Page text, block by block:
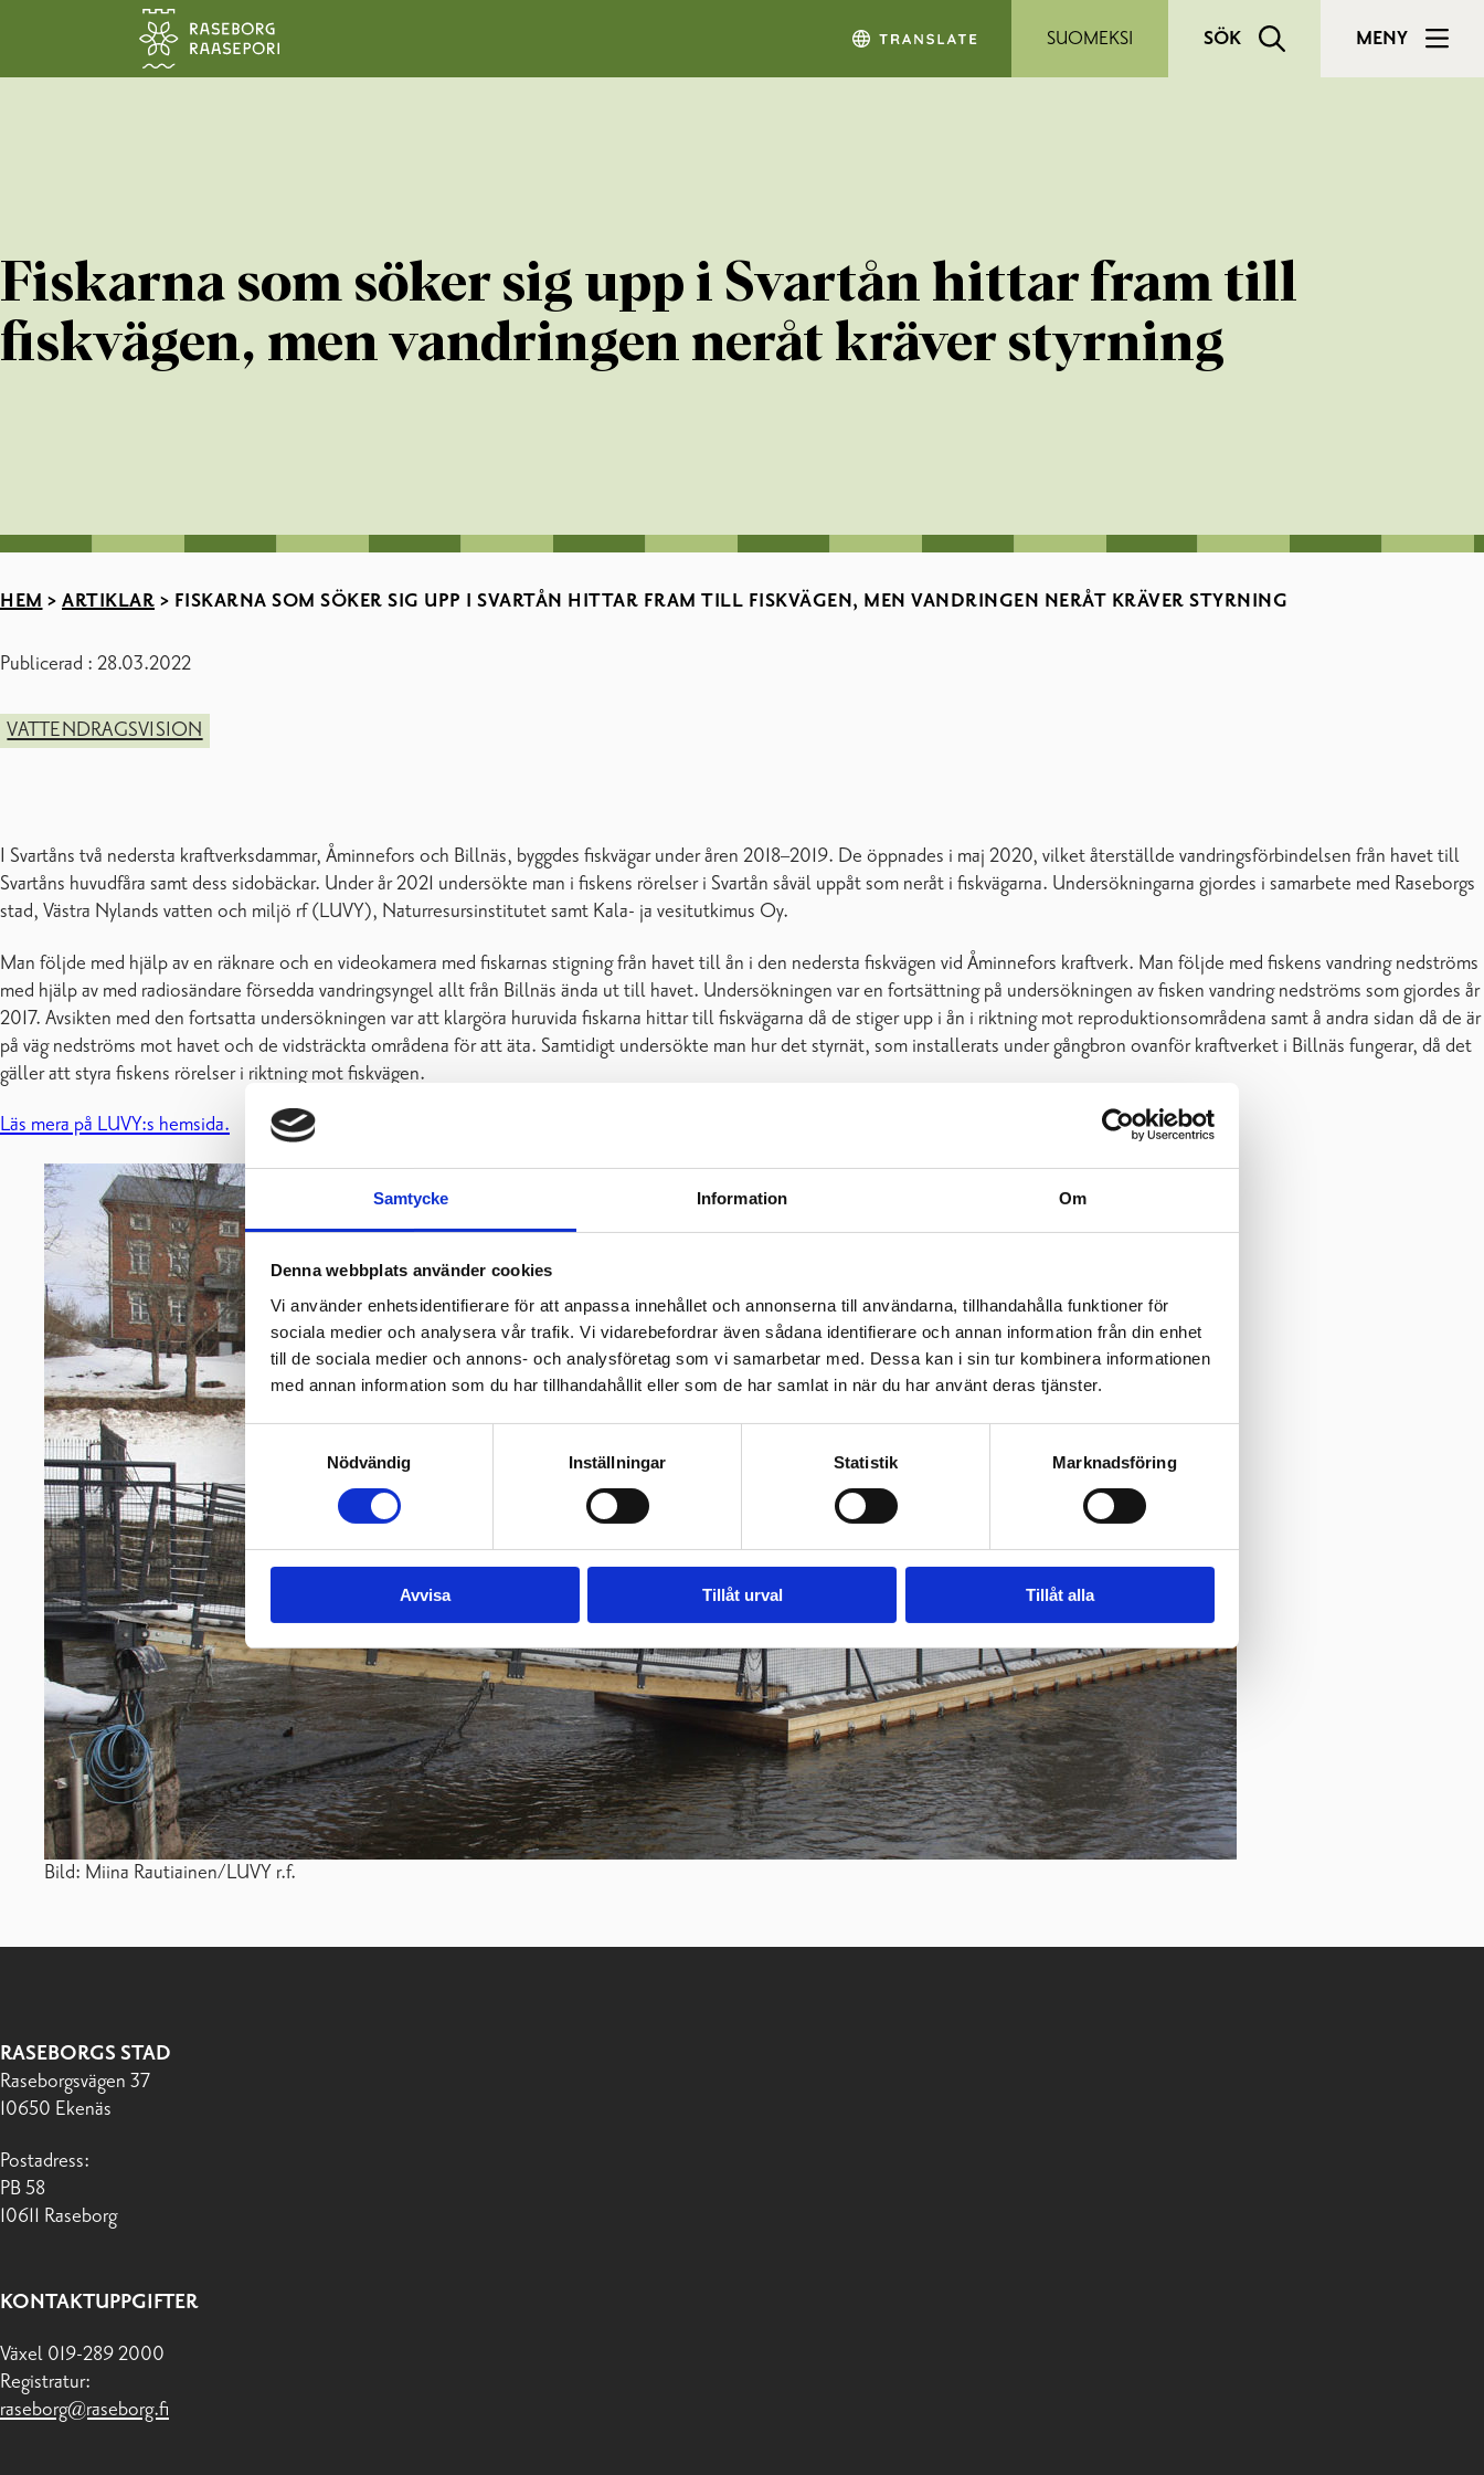
Samtycke Information Om
Denna webbplats använder cookies
Vi använder enhetsidentifierare för att anpassa innehållet och annonserna till användarna, tillhandahålla funktioner för
sociala medier och analysera vår trafik. Vi vidarebefordrar även sådana identifierare och annan information från din enhet
till de sociala medier och annons- och analysföretag som vi samarbetar med. Dessa kan i sin tur kombinera informationen
med annan information som du har tillhandahållit eller som de har samlat in när du har använt deras tjänster.
Samtyckesval
Nödvändig
Inställningar Statistik Marknadsföring
Avvisa Tillåt urval Tillåt alla
Hoppa till sidans innehåll
SUOMEKSI SÖK MENY
Fiskarna som söker sig upp i Svartån hittar fram till
fiskvägen, men vandringen neråt kräver styrning
HEM > ARTIKLAR > FISKARNA SOM SÖKER SIG UPP I SVARTÅN HITTAR FRAM TILL FISKVÄGEN, MEN VANDRINGEN NERÅT KRÄVER STYRNING
Publicerad : 28.03.2022
VATTENDRAGSVISION
I Svartåns två nedersta kraftverksdammar, Åminnefors och Billnäs, byggdes fiskvägar under åren 2018–2019. De öppnades i maj 2020, vilket återställde vandringsförbindelsen från havet till
Svartåns huvudfåra samt dess sidobäckar. Under år 2021 undersökte man i fiskens rörelser i Svartån såväl uppåt som neråt i fiskvägarna. Undersökningarna gjordes i samarbete med Raseborgs
stad, Västra Nylands vatten och miljö rf (LUVY), Naturresursinstitutet samt Kala- ja vesitutkimus Oy.
Man följde med hjälp av en räknare och en videokamera med fiskarnas stigning från havet till ån i den nedersta fiskvägen vid Åminnefors kraftverk. Man följde med fiskens vandring nedströms
med hjälp av med radiosändare försedda vandringsyngel allt från Billnäs ända ut till havet. Undersökningen var en fortsättning på undersökningen av fisken vandring nedströms som gjordes år
2017. Avsikten med den fortsatta undersökningen var att klargöra huruvida fiskarna hittar till fiskvägarna då de stiger upp i ån i riktning mot reproduktionsområdena samt å andra sidan då de är
på väg nedströms mot havet och de vidsträckta områdena för att äta. Samtidigt undersökte man hur det styrnät, som installerats under gångbron ovanför kraftverket i Billnäs fungerar, då det
gäller att styra fiskens rörelser i riktning mot fiskvägen.
Läs mera på LUVY:s hemsida.
Bild: Miina Rautiainen/LUVY r.f.
RASEBORGS STAD
Raseborgsvägen 37
10650 Ekenäs
Postadress:
PB 58
10611 Raseborg
KONTAKTUPPGIFTER
Växel 019-289 2000
Registratur:
raseborg@raseborg.fi